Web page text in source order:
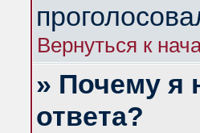
Вернуться к
» Почему я
ответа?